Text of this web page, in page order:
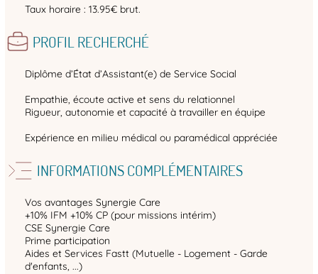
Taux horaire : 13.95€ brut.
PROFIL RECHERCHÉ
Diplôme d’État d’Assistant(e) de Service Social
Empathie, écoute active et sens du relationnel
Rigueur, autonomie et capacité à travailler en équipe
Expérience en milieu médical ou paramédical appréciée
INFORMATIONS COMPLÉMENTAIRES
Vos avantages Synergie Care
+10% IFM +10% CP (pour missions intérim)
CSE Synergie Care
Prime participation
Aides et Services Fastt (Mutuelle - Logement - Garde
d'enfants, ...)